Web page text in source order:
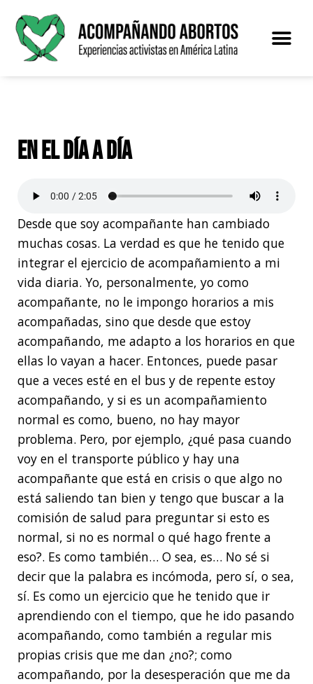
Saltar
contenido
En el día a día
Desde que soy acompañante han cambiado
muchas cosas. La verdad es que he tenido que
integrar el ejercicio de acompañamiento a mi
vida diaria. Yo, personalmente, yo como
acompañante, no le impongo horarios a mis
acompañadas, sino que desde que estoy
acompañando, me adapto a los horarios en que
ellas lo vayan a hacer. Entonces, puede pasar
que a veces esté en el bus y de repente estoy
acompañando, y si es un acompañamiento
normal es como, bueno, no hay mayor
problema. Pero, por ejemplo, ¿qué pasa cuando
voy en el transporte público y hay una
acompañante que está en crisis o que algo no
está saliendo tan bien y tengo que buscar a la
comisión de salud para preguntar si esto es
normal, si no es normal o qué hago frente a
eso?. Es como también… O sea, es… No sé si
decir que la palabra es incómoda, pero sí, o sea,
sí. Es como un ejercicio que he tenido que ir
aprendiendo con el tiempo, que he ido pasando
acompañando, como también a regular mis
propias crisis que me dan ¿no?; como
acompañando, por la desesperación que me da